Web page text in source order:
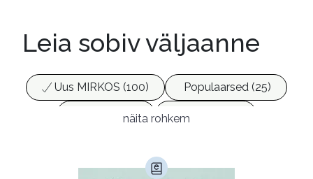
Leia sobiv väljaanne
Uus MIRKOS (100)
Populaarsed (25)
Ajakirjad (17)
Ajalugu (165)
Audioperioodika
Biograafiad (229)
näita rohkem